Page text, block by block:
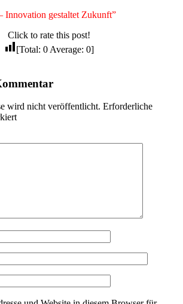
Innovation gestaltet Zukunft”
Click to rate this post!
[Total: 0 Average: 0]
wird nicht veröffentlicht. Erforderliche